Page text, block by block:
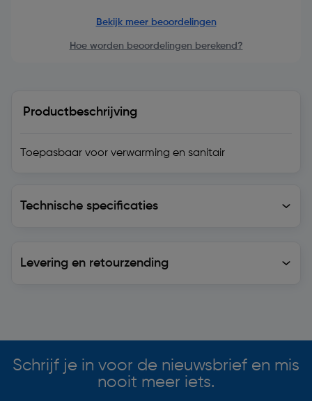
Bekijk meer beoordelingen
Hoe worden beoordelingen berekend?
Productbeschrijving
Toepasbaar voor verwarming en sanitair
Technische specificaties
Levering en retourzending
Schrijf je in voor de nieuwsbrief en mis
nooit meer iets.